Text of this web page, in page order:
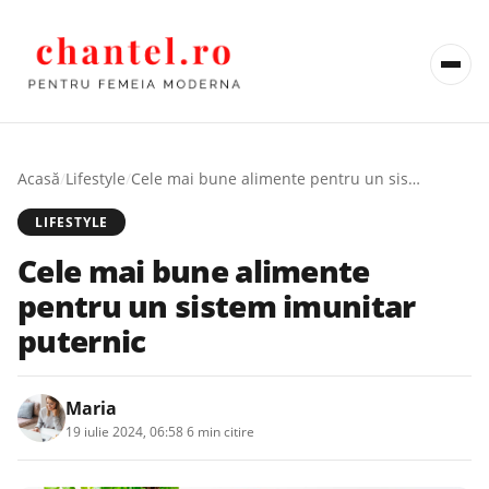
Acasă/Lifestyle/ Cele mai bune alimente pentru un sistem imunitar puternic
LIFESTYLE
Cele mai bune alimente
pentru un sistem imunitar
puternic
Maria
19 iulie 2024, 06:586 min citire